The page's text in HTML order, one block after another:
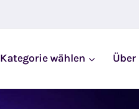
Kategorie wählen